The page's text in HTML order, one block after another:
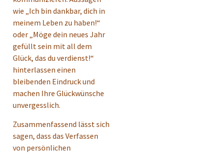
wie „Ich bin dankbar, dich in
meinem Leben zu haben!“
oder „Möge dein neues Jahr
gefüllt sein mit all dem
Glück, das du verdienst!“
hinterlassen einen
bleibenden Eindruck und
machen Ihre Glückwünsche
unvergesslich.
Zusammenfassend lässt sich
sagen, dass das Verfassen
von persönlichen